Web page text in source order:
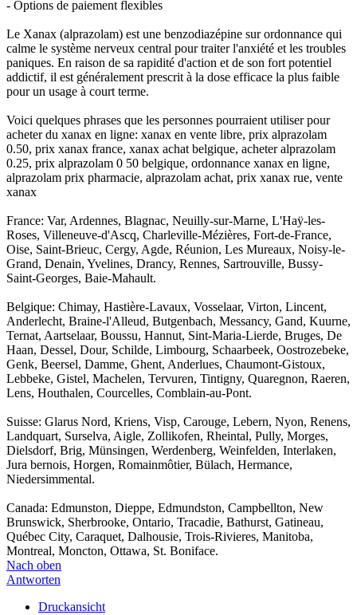
- Options de paiement flexibles
Le Xanax (alprazolam) est une benzodiazépine sur ordonnance qui
calme le système nerveux central pour traiter l'anxiété et les troubles
paniques. En raison de sa rapidité d'action et de son fort potentiel
addictif, il est généralement prescrit à la dose efficace la plus faible
pour un usage à court terme.
Voici quelques phrases que les personnes pourraient utiliser pour
acheter du xanax en ligne: xanax en vente libre, prix alprazolam
0.50, prix xanax france, xanax achat belgique, acheter alprazolam
0.25, prix alprazolam 0 50 belgique, ordonnance xanax en ligne,
alprazolam prix pharmacie, alprazolam achat, prix xanax rue, vente
xanax
France: Var, Ardennes, Blagnac, Neuilly-sur-Marne, L'Haÿ-les-
Roses, Villeneuve-d'Ascq, Charleville-Mézières, Fort-de-France,
Oise, Saint-Brieuc, Cergy, Agde, Réunion, Les Mureaux, Noisy-le-
Grand, Denain, Yvelines, Drancy, Rennes, Sartrouville, Bussy-
Saint-Georges, Baie-Mahault.
Belgique: Chimay, Hastière-Lavaux, Vosselaar, Virton, Lincent,
Anderlecht, Braine-l'Alleud, Butgenbach, Messancy, Gand, Kuurne,
Ternat, Aartselaar, Boussu, Hannut, Sint-Maria-Lierde, Bruges, De
Haan, Dessel, Dour, Schilde, Limbourg, Schaarbeek, Oostrozebeke,
Genk, Beersel, Damme, Ghent, Anderlues, Chaumont-Gistoux,
Lebbeke, Gistel, Machelen, Tervuren, Tintigny, Quaregnon, Raeren,
Lens, Houthalen, Courcelles, Comblain-au-Pont.
Suisse: Glarus Nord, Kriens, Visp, Carouge, Lebern, Nyon, Renens,
Landquart, Surselva, Aigle, Zollikofen, Rheintal, Pully, Morges,
Dielsdorf, Brig, Münsingen, Werdenberg, Weinfelden, Interlaken,
Jura bernois, Horgen, Romainmôtier, Bülach, Hermance,
Niedersimmental.
Canada: Edmunston, Dieppe, Edmundston, Campbellton, New
Brunswick, Sherbrooke, Ontario, Tracadie, Bathurst, Gatineau,
Québec City, Caraquet, Dalhousie, Trois-Rivieres, Manitoba,
Montreal, Moncton, Ottawa, St. Boniface.
Nach oben
Antworten
Druckansicht